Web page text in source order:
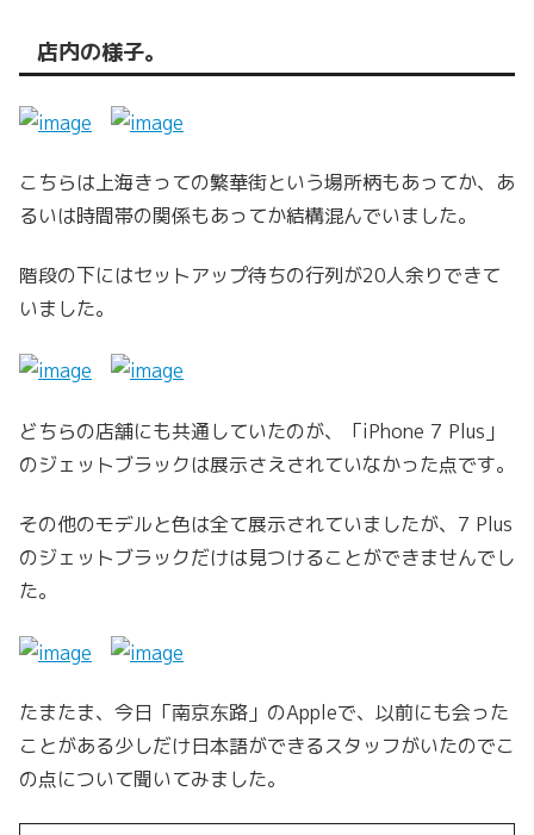
店内の様子。
こちらは上海きっての繁華街という場所柄もあってか、あ
るいは時間帯の関係もあってか結構混んでいました。
階段の下にはセットアップ待ちの行列が20人余りできて
いました。
どちらの店舗にも共通していたのが、「iPhone 7 Plus」
のジェットブラックは展示さえされていなかった点です。
その他のモデルと色は全て展示されていましたが、7 Plus
のジェットブラックだけは見つけることができませんでし
た。
たまたま、今日「南京东路」のAppleで、以前にも会った
ことがある少しだけ日本語ができるスタッフがいたのでこ
の点について聞いてみました。